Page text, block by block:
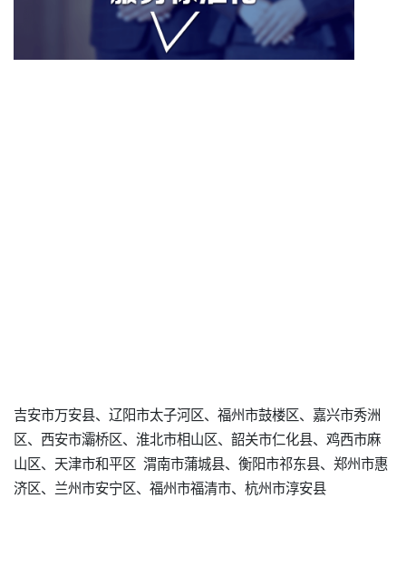
吉安市万安县、辽阳市太子河区、福州市鼓楼区、嘉兴市秀洲
区、西安市灞桥区、淮北市相山区、韶关市仁化县、鸡西市麻
山区、天津市和平区 渭南市蒲城县、衡阳市祁东县、郑州市惠
济区、兰州市安宁区、福州市福清市、杭州市淳安县